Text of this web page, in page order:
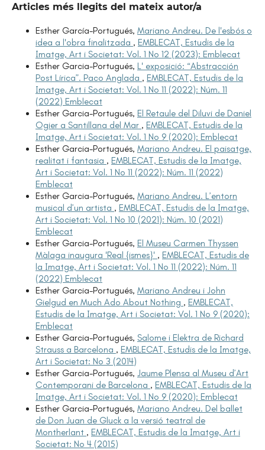
Articles més llegits del mateix autor/a
Esther García-Portugués, Mariano Andreu. De l'esbós o
idea a l'obra finalitzada , EMBLECAT, Estudis de la
Imatge, Art i Societat: Vol. 1 No 12 (2023): Emblecat
Esther Garcia-Portugués, L' exposició: “Abstracción
Post Lírica”. Paco Anglada , EMBLECAT, Estudis de la
Imatge, Art i Societat: Vol. 1 No 11 (2022): Núm. 11
(2022) Emblecat
Esther Garcia-Portugués, El Retaule del Diluvi de Daniel
Ogier a Santillana del Mar , EMBLECAT, Estudis de la
Imatge, Art i Societat: Vol. 1 No 9 (2020): Emblecat
Esther Garcia-Portugués, Mariano Andreu. El paisatge,
realitat i fantasia , EMBLECAT, Estudis de la Imatge,
Art i Societat: Vol. 1 No 11 (2022): Núm. 11 (2022)
Emblecat
Esther Garcia-Portugués, Mariano Andreu. L’entorn
musical d’un artista , EMBLECAT, Estudis de la Imatge,
Art i Societat: Vol. 1 No 10 (2021): Núm. 10 (2021)
Emblecat
Esther Garcia-Portugués, El Museu Carmen Thyssen
Màlaga inaugura 'Real {ismes}' , EMBLECAT, Estudis de
la Imatge, Art i Societat: Vol. 1 No 11 (2022): Núm. 11
(2022) Emblecat
Esther Garcia-Portugués, Mariano Andreu i John
Gielgud en Much Ado About Nothing , EMBLECAT,
Estudis de la Imatge, Art i Societat: Vol. 1 No 9 (2020):
Emblecat
Esther Garcia-Portugués, Salome i Elektra de Richard
Strauss a Barcelona , EMBLECAT, Estudis de la Imatge,
Art i Societat: No 3 (2014)
Esther Garcia-Portugués, Jaume Plensa al Museu d’Art
Contemporani de Barcelona , EMBLECAT, Estudis de la
Imatge, Art i Societat: Vol. 1 No 9 (2020): Emblecat
Esther Garcia-Portugués, Mariano Andreu. Del ballet
de Don Juan de Gluck a la versió teatral de
Montherlant , EMBLECAT, Estudis de la Imatge, Art i
Societat: No 4 (2015)